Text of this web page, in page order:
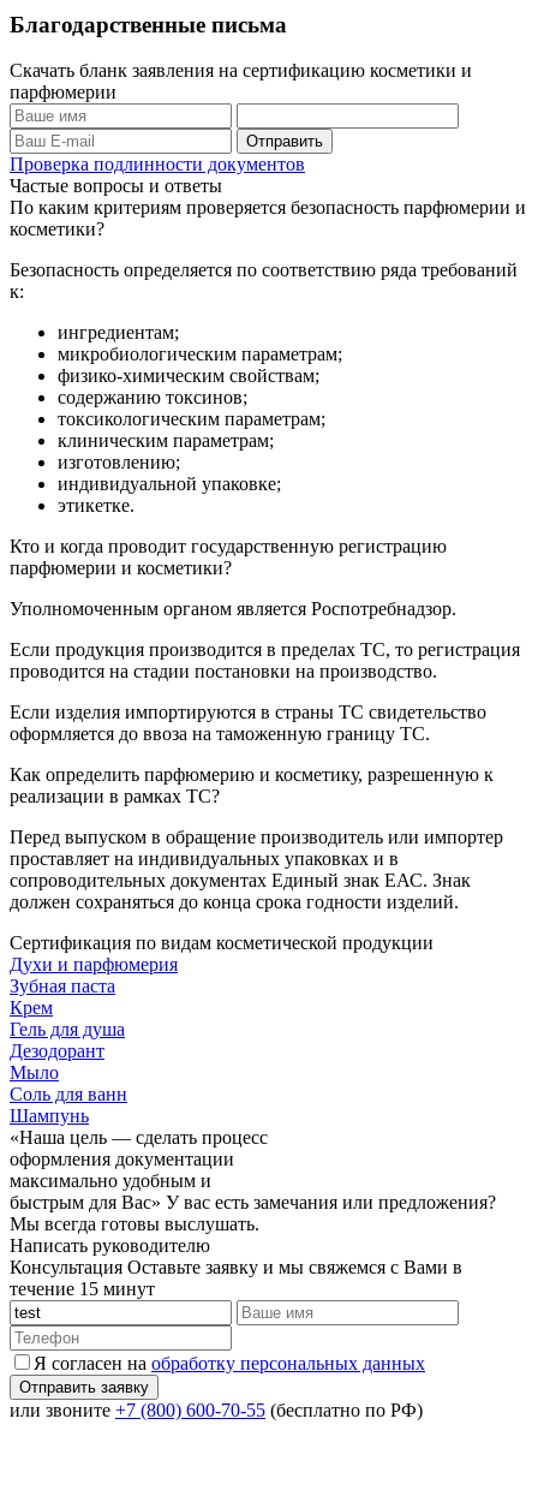
Благодарственные письма
Скачать бланк заявления на сертификацию косметики и
парфюмерии
Проверка подлинности документов
Частые вопросы и ответы
По каким критериям проверяется безопасность парфюмерии и
косметики?
Безопасность определяется по соответствию ряда требований
к:
ингредиентам;
микробиологическим параметрам;
физико-химическим свойствам;
содержанию токсинов;
токсикологическим параметрам;
клиническим параметрам;
изготовлению;
индивидуальной упаковке;
этикетке.
Кто и когда проводит государственную регистрацию
парфюмерии и косметики?
Уполномоченным органом является Роспотребнадзор.
Если продукция производится в пределах ТС, то регистрация
проводится на стадии постановки на производство.
Если изделия импортируются в страны ТС свидетельство
оформляется до ввоза на таможенную границу ТС.
Как определить парфюмерию и косметику, разрешенную к
реализации в рамках ТС?
Перед выпуском в обращение производитель или импортер
проставляет на индивидуальных упаковках и в
сопроводительных документах Единый знак ЕАС. Знак
должен сохраняться до конца срока годности изделий.
Сертификация по видам косметической продукции
Духи и парфюмерия
Зубная паста
Крем
Гель для душа
Дезодорант
Мыло
Соль для ванн
Шампунь
«Наша цель — сделать процесс
оформления документации
максимально удобным и
быстрым для Вас» У вас есть замечания или предложения?
Мы всегда готовы выслушать.
Написать руководителю
Консультация Оставьте заявку и мы свяжемся с Вами в
течение 15 минут
Я согласен на обработку персональных данных
или звоните +7 (800) 600-70-55 (бесплатно по РФ)